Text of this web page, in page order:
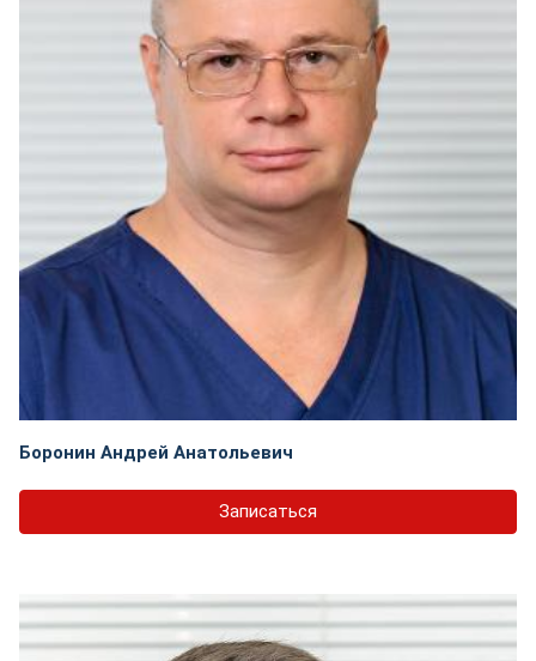
Боронин Андрей Анатольевич
Записаться